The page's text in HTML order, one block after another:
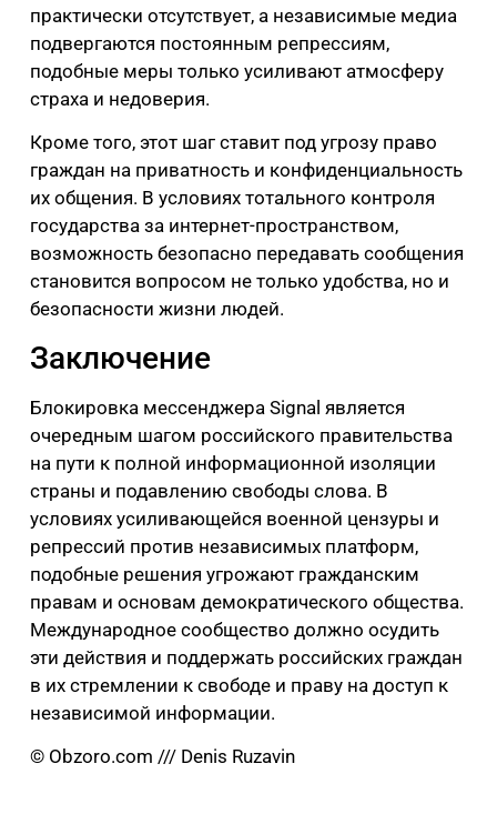
практически отсутствует, а независимые медиа
подвергаются постоянным репрессиям,
подобные меры только усиливают атмосферу
страха и недоверия.
Кроме того, этот шаг ставит под угрозу право
граждан на приватность и конфиденциальность
их общения. В условиях тотального контроля
государства за интернет-пространством,
возможность безопасно передавать сообщения
становится вопросом не только удобства, но и
безопасности жизни людей.
Заключение
Блокировка мессенджера Signal является
очередным шагом российского правительства
на пути к полной информационной изоляции
страны и подавлению свободы слова. В
условиях усиливающейся военной цензуры и
репрессий против независимых платформ,
подобные решения угрожают гражданским
правам и основам демократического общества.
Международное сообщество должно осудить
эти действия и поддержать российских граждан
в их стремлении к свободе и праву на доступ к
независимой информации.
© Obzoro.com /// Denis Ruzavin